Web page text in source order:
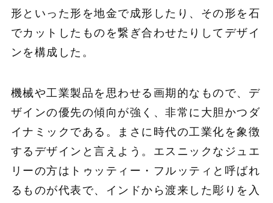
形といった形を地金で成形したり、その形を石
でカットしたものを繋ぎ合わせたりしてデザイ
ンを構成した。
機械や工業製品を思わせる画期的なもので、デ
ザインの優先の傾向が強く、非常に大胆かつダ
イナミックである。まさに時代の工業化を象徴
するデザインと言えよう。エスニックなジュエ
リーの方はトゥッティー・フルッティと呼ばれ
るものが代表で、インドから渡来した彫りを入